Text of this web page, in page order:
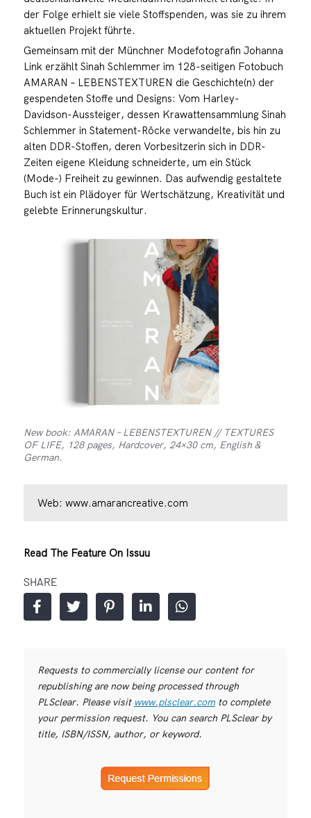
der Folge erhielt sie viele Stoffspenden, was sie zu ihrem
aktuellen Projekt führte.
Gemeinsam mit der Münchner Modefotografin Johanna
Link erzählt Sinah Schlemmer im 128-seitigen Fotobuch
AMARAN – LEBENSTEXTUREN die Geschichte(n) der
gespendeten Stoffe und Designs: Vom Harley-
Davidson-Aussteiger, dessen Krawattensammlung Sinah
Schlemmer in Statement-Röcke verwandelte, bis hin zu
alten DDR-Stoffen, deren Vorbesitzerin sich in DDR-
Zeiten eigene Kleidung schneiderte, um ein Stück
(Mode-) Freiheit zu gewinnen. Das aufwendig gestaltete
Buch ist ein Plädoyer für Wertschätzung, Kreativität und
gelebte Erinnerungskultur.
New book: AMARAN – LEBENSTEXTUREN // TEXTURES
OF LIFE, 128 pages, Hardcover, 24×30 cm, English &
German.
Web: www.amarancreative.com
Read The Feature On Issuu
SHARE
Requests to commercially license our content for
republishing are now being processed through
PLSclear. Please visit www.plsclear.comto complete
your permission request. You can search PLSclear by
title, ISBN/ISSN, author, or keyword.